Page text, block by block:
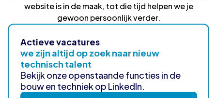
website is in de maak, tot die tijd helpen we je
gewoon persoonlijk verder.
Actieve vacatures
we zijn altijd op zoek naar nieuw
technisch talent
Bekijk onze openstaande functies in de
bouw en techniek op LinkedIn.